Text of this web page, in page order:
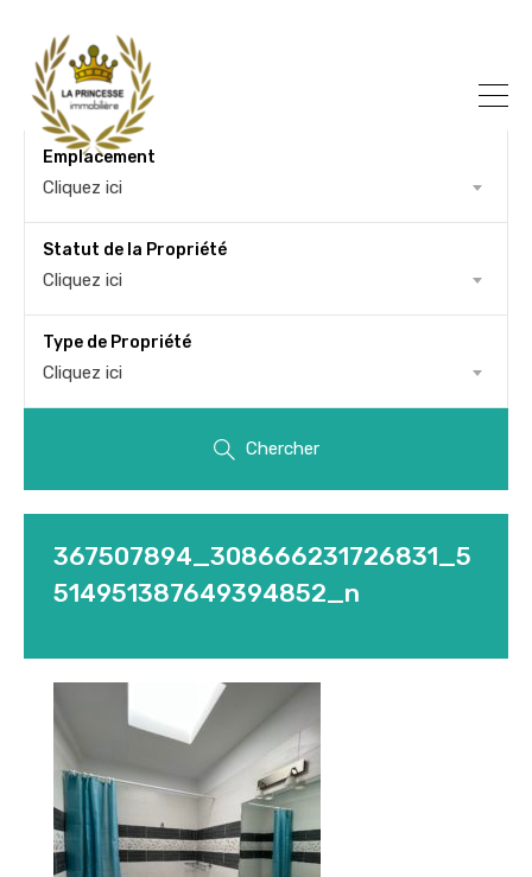
Emplacement
Cliquez ici
Statut de la Propriété
Cliquez ici
Type de Propriété
Cliquez ici
Chercher
367507894_308666231726831_5
514951387649394852_n